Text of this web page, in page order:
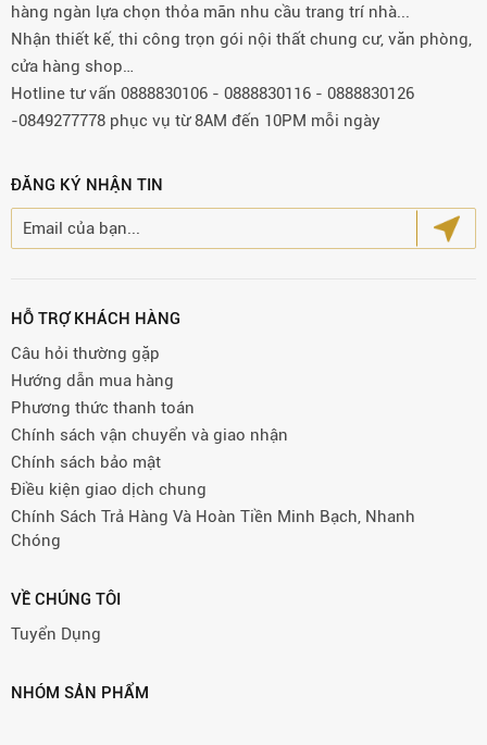
hàng ngàn lựa chọn thỏa mãn nhu cầu trang trí nhà...
Nhận thiết kế, thi công trọn gói nội thất chung cư, văn phòng,
cửa hàng shop…
Hotline tư vấn 0888830106 - 0888830116 - 0888830126
-0849277778 phục vụ từ 8AM đến 10PM mỗi ngày
ĐĂNG KÝ NHẬN TIN
HỖ TRỢ KHÁCH HÀNG
Câu hỏi thường gặp
Hướng dẫn mua hàng
Phương thức thanh toán
Chính sách vận chuyển và giao nhận
Chính sách bảo mật
Điều kiện giao dịch chung
Chính Sách Trả Hàng Và Hoàn Tiền Minh Bạch, Nhanh
Chóng
VỀ CHÚNG TÔI
Tuyển Dụng
NHÓM SẢN PHẨM